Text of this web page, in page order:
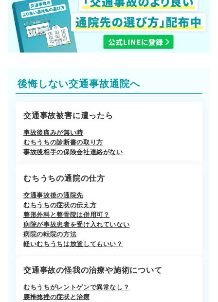
後悔しない交通事故通院へ
交通事故被害に遭ったら
事故後痛みが無い時
むちうちの診断書の取り方
事故後相手の保険会社連絡がない
むちうちの通院の仕方
交通事故後の通院先
むちうちの症状の伝え方
整形外科と整骨院は併用可？
病院が事故患者を受け入れていない
病院の転院の方法
軽いむちうちは放置してもいい？
交通事故の怪我の治療や施術について
むちうちがレントゲンで異常なし？
腰椎捻挫の症状と治療